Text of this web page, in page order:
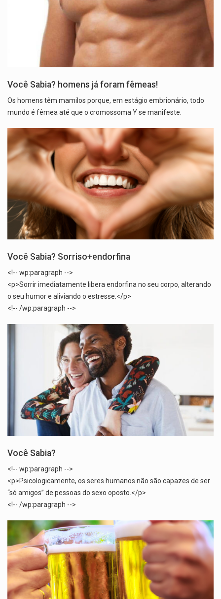
Você Sabia? homens já foram fêmeas!
Os homens têm mamilos porque, em estágio embrionário, todo
mundo é fêmea até que o cromossoma Y se manifeste.
Você Sabia? Sorriso+endorfina
<!-- wp:paragraph -->
<p>Sorrir imediatamente libera endorfina no seu corpo, alterando
o seu humor e aliviando o estresse.</p>
<!-- /wp:paragraph -->
Você Sabia?
<!-- wp:paragraph -->
<p>Psicologicamente, os seres humanos não são capazes de ser
“só amigos” de pessoas do sexo oposto.</p>
<!-- /wp:paragraph -->